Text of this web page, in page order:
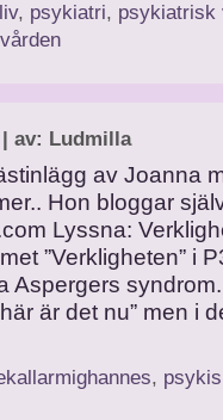
, psykiatri, psykiatrisk
| av: Ludmilla
av Joanna
Hon bloggar
Lyssna:
”Verkligheten” i
Aspergers
är det nu” men i
,